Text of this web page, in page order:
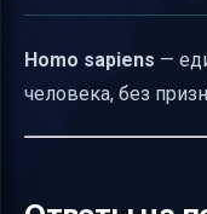
Homo sapiens —
человека, без